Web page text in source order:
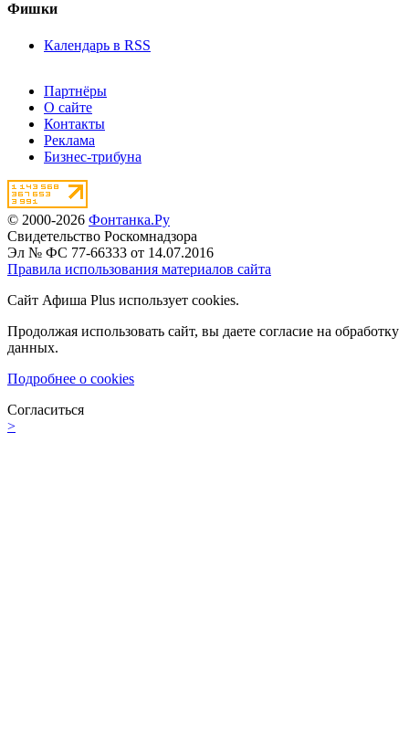
Фишки
Календарь в RSS
Партнёры
О сайте
Контакты
Реклама
Бизнес-трибуна
© 2000-2026 Фонтанка.Ру
Свидетельство Роскомнадзора
Эл № ФС 77-66333 от 14.07.2016
Правила использования материалов сайта
Сайт Афиша Plus использует cookies.
Продолжая использовать сайт, вы даете согласие на обработку
данных.
Подробнее о cookies
Согласиться
>